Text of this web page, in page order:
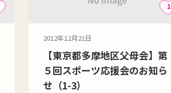
1
2012年12月21日
【東京都多摩地区父母会】第
５回スポーツ応援会のお知ら
せ（1-3）